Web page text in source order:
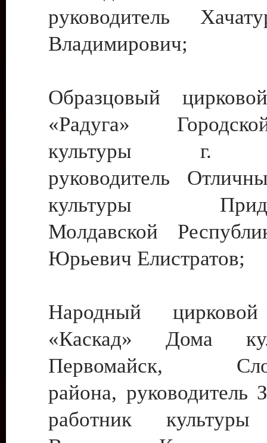
руководитель
Владимирович;
Образцовый
«Радуга»
культуры г.
руководитель
культуры
Молдавской
Юрьевич Елистратов;
Народный цирковой
«Каскад» Дома
Первомайск,
района, руководитель
работник культуры